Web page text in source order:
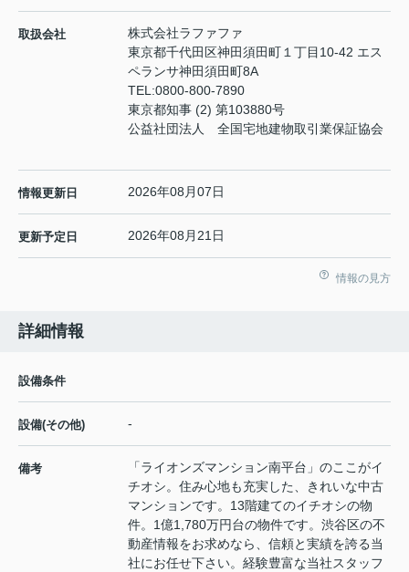
取扱会社
株式会社ラファファ
東京都千代田区神田須田町１丁目10-42 エス
ペランサ神田須田町8A
TEL:0800-800-7890
東京都知事 (2) 第103880号
公益社団法人 全国宅地建物取引業保証協会
情報更新日 2026年08月07日
更新予定日 2026年08月21日
情報の見方
詳細情報
設備条件
設備(その他) -
備考
「ライオンズマンション南平台」のここがイ
チオシ。住み心地も充実した、きれいな中古
マンションです。13階建てのイチオシの物
件。1億1,780万円台の物件です。渋谷区の不
動産情報をお求めなら、信頼と実績を誇る当
社にお任せ下さい。経験豊富な当社スタッフ